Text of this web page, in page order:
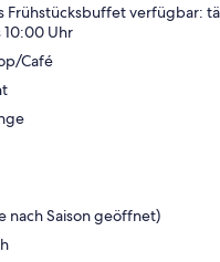
Frühstücksbuffet verfügbar:
10:00 Uhr
Café
nach Saison geöffnet)